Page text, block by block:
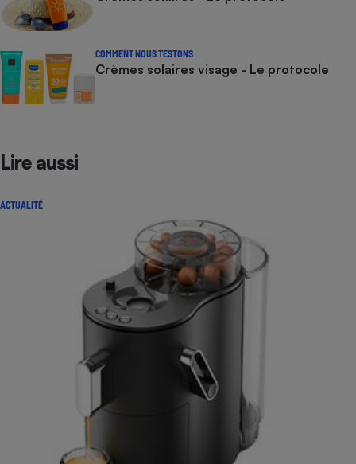
COMMENT NOUS TESTONS
Crèmes solaires visage - Le protocole
Lire aussi
ACTUALITÉ